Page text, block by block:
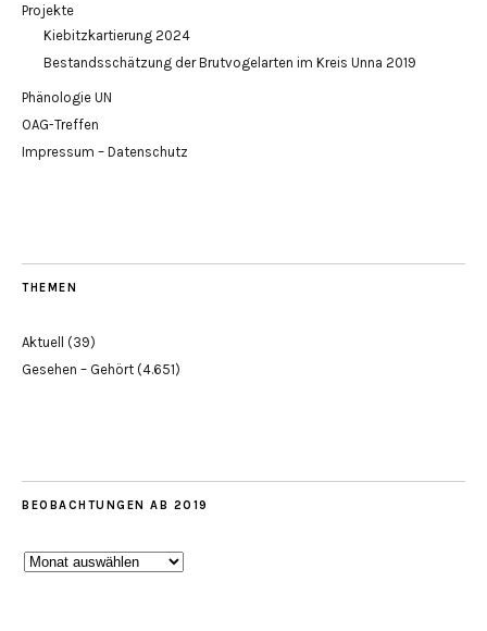
Projekte
Kiebitzkartierung 2024
Bestandsschätzung der Brutvogelarten im Kreis Unna 2019
Phänologie UN
OAG-Treffen
Impressum – Datenschutz
THEMEN
Aktuell (39)
Gesehen – Gehört (4.651)
BEOBACHTUNGEN AB 2019
Beobachtungen